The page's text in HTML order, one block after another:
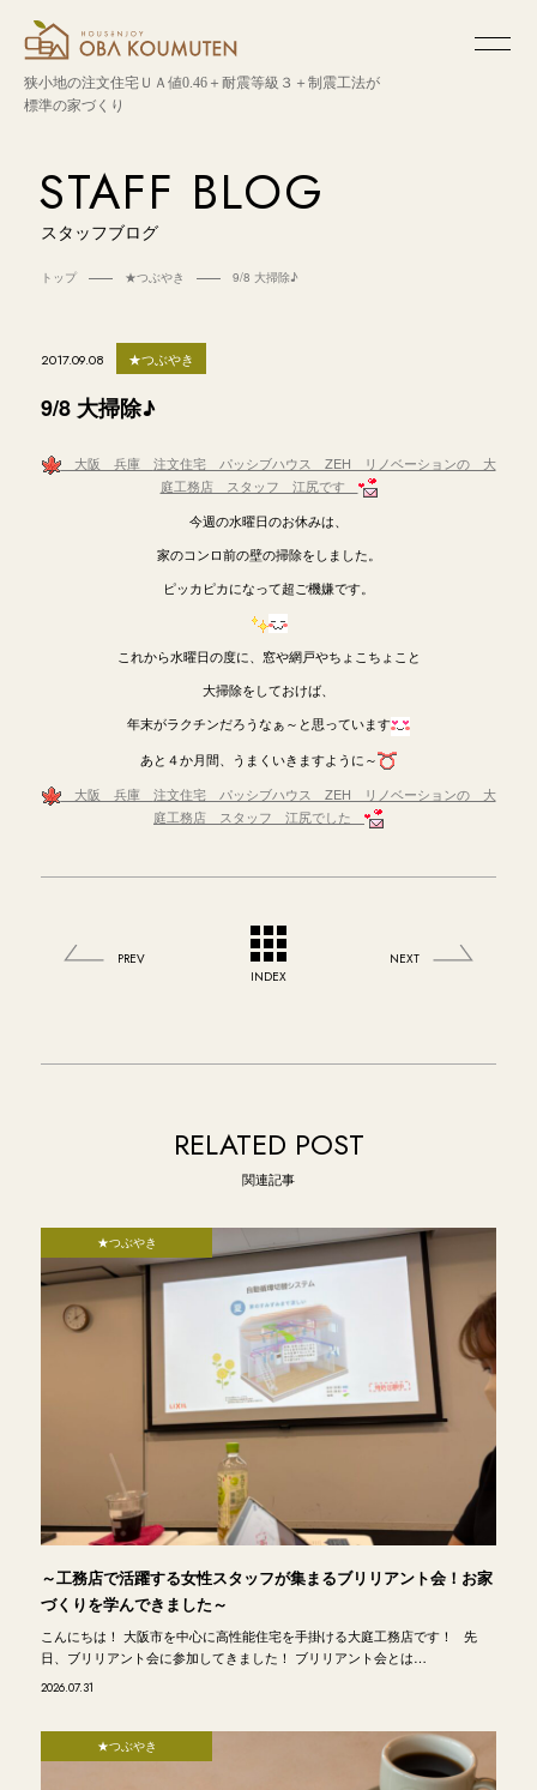
狭小地の注文住宅ＵＡ値0.46＋耐震等級３＋制震工法が
標準の家づくり
STAFF BLOG
スタッフブログ
トップ ★つぶやき 9/8 大掃除♪
2017.09.08 ★つぶやき
9/8 大掃除♪
大阪 兵庫 注文住宅 パッシブハウス ZEH リノベーションの 大
庭工務店 スタッフ 江尻です
今週の水曜日のお休みは、
家のコンロ前の壁の掃除をしました。
ピッカピカになって超ご機嫌です。
これから水曜日の度に、窓や網戸やちょこちょこと
大掃除をしておけば、
年末がラクチンだろうなぁ～と思っています
あと４か月間、うまくいきますように～
大阪 兵庫 注文住宅 パッシブハウス ZEH リノベーションの 大
庭工務店 スタッフ 江尻でした
PREV
INDEX
NEXT
RELATED POST
関連記事
★つぶやき
～工務店で活躍する女性スタッフが集まるブリリアント会！お家
づくりを学んできました～
こんにちは！ 大阪市を中心に高性能住宅を手掛ける大庭工務店です！ 先
日、ブリリアント会に参加してきました！ ブリリアント会とは…
2026.07.31
★つぶやき